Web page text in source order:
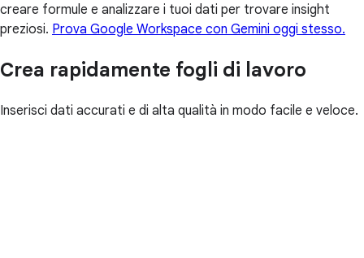
creare formule e analizzare i tuoi dati per trovare insight
preziosi. Prova Google Workspace con Gemini oggi stesso.
Crea rapidamente fogli di lavoro
Inserisci dati accurati e di alta qualità in modo facile e veloce.